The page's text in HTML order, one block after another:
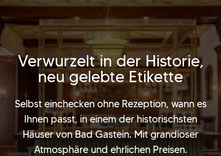
Verwurzelt in der Historie,
neu gelebte Etikette
Selbst einchecken ohne Rezeption, wann es
Ihnen passt, in einem der historischsten
Häuser von Bad Gastein. Mit grandioser
Atmosphäre und ehrlichen Preisen.